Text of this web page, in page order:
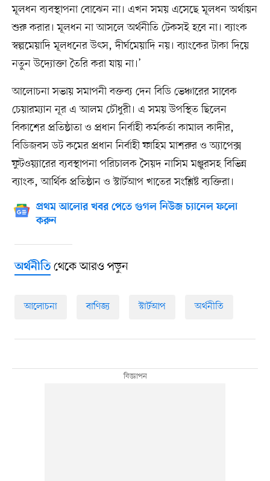
মূলধন ব্যবস্থাপনা বোঝেন না। এখন সময় এসেছে মূলধন অর্থায়ন
শুরু করার। মূলধন না আসলে অর্থনীতি টেকসই হবে না। ব্যাংক
স্বল্পমেয়াদি মূলধনের উৎস, দীর্ঘমেয়াদি নয়। ব্যাংকের টাকা দিয়ে
নতুন উদ্যোক্তা তৈরি করা যায় না।’
আলোচনা সভায় সমাপনী বক্তব্য দেন বিডি ভেঞ্চারের সাবেক
চেয়ারম্যান নূর এ আলম চৌধুরী। এ সময় উপস্থিত ছিলেন
বিকাশের প্রতিষ্ঠাতা ও প্রধান নির্বাহী কর্মকর্তা কামাল কাদীর,
বিডিজবস ডট কমের প্রধান নির্বাহী ফাহিম মাশরুর ও অ্যাপেক্স
ফুটওয়্যারের ব্যবস্থাপনা পরিচালক সৈয়দ নাসিম মঞ্জুরসহ বিভিন্ন
ব্যাংক, আর্থিক প্রতিষ্ঠান ও স্টার্টআপ খাতের সংশ্লিষ্ট ব্যক্তিরা।
প্রথম আলোর খবর পেতে গুগল নিউজ চ্যানেল ফলো
করুন
অর্থনীতিথেকে আরও পড়ুন
আলোচনা বাণিজ্য স্টার্টআপ অর্থনীতি